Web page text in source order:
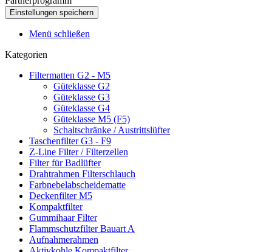
Menü schließen
Kategorien
Filtermatten G2 - M5
Güteklasse G2
Güteklasse G3
Güteklasse G4
Güteklasse M5 (F5)
Schaltschränke / Austrittslüfter
Taschenfilter G3 - F9
Z-Line Filter / Filterzellen
Filter für Badlüfter
Drahtrahmen Filterschlauch
Farbnebelabscheidematte
Deckenfilter M5
Kompaktfilter
Gummihaar Filter
Flammschutzfilter Bauart A
Aufnahmerahmen